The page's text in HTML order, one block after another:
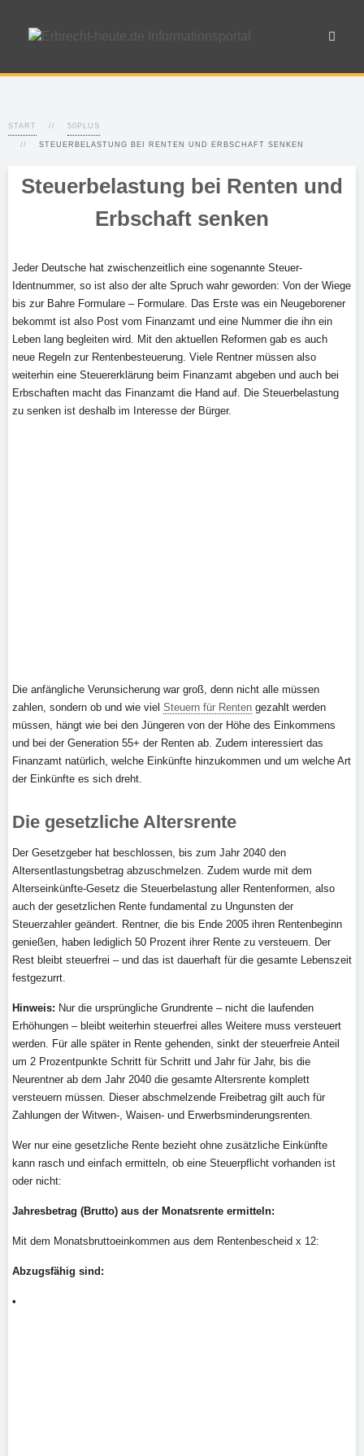
START 50PLUS
STEUERBELASTUNG BEI RENTEN UND ERBSCHAFT SENKEN
Steuerbelastung bei Renten und
Erbschaft senken
Jeder Deutsche hat zwischenzeitlich eine sogenannte Steuer-
Identnummer, so ist also der alte Spruch wahr geworden: Von der Wiege
bis zur Bahre Formulare – Formulare. Das Erste was ein Neugeborener
bekommt ist also Post vom Finanzamt und eine Nummer die ihn ein
Leben lang begleiten wird. Mit den aktuellen Reformen gab es auch
neue Regeln zur Rentenbesteuerung. Viele Rentner müssen also
weiterhin eine Steuererklärung beim Finanzamt abgeben und auch bei
Erbschaften macht das Finanzamt die Hand auf. Die Steuerbelastung
zu senken ist deshalb im Interesse der Bürger.
Die anfängliche Verunsicherung war groß, denn nicht alle müssen
zahlen, sondern ob und wie viel Steuern für Renten gezahlt werden
müssen, hängt wie bei den Jüngeren von der Höhe des Einkommens
und bei der Generation 55+ der Renten ab. Zudem interessiert das
Finanzamt natürlich, welche Einkünfte hinzukommen und um welche Art
der Einkünfte es sich dreht.
Die gesetzliche Altersrente
Der Gesetzgeber hat beschlossen, bis zum Jahr 2040 den
Altersentlastungsbetrag abzuschmelzen. Zudem wurde mit dem
Alterseinkünfte-Gesetz die Steuerbelastung aller Rentenformen, also
auch der gesetzlichen Rente fundamental zu Ungunsten der
Steuerzahler geändert. Rentner, die bis Ende 2005 ihren Rentenbeginn
genießen, haben lediglich 50 Prozent ihrer Rente zu versteuern. Der
Rest bleibt steuerfrei – und das ist dauerhaft für die gesamte Lebenszeit
festgezurrt.
Hinweis: Nur die ursprüngliche Grundrente – nicht die laufenden
Erhöhungen – bleibt weiterhin steuerfrei alles Weitere muss versteuert
werden. Für alle später in Rente gehenden, sinkt der steuerfreie Anteil
um 2 Prozentpunkte Schritt für Schritt und Jahr für Jahr, bis die
Neurentner ab dem Jahr 2040 die gesamte Altersrente komplett
versteuern müssen. Dieser abschmelzende Freibetrag gilt auch für
Zahlungen der Witwen-, Waisen- und Erwerbsminderungsrenten.
Wer nur eine gesetzliche Rente bezieht ohne zusätzliche Einkünfte
kann rasch und einfach ermitteln, ob eine Steuerpflicht vorhanden ist
oder nicht:
Jahresbetrag (Brutto) aus der Monatsrente ermitteln:
Mit dem Monatsbruttoeinkommen aus dem Rentenbescheid x 12:
Abzugsfähig sind:
•